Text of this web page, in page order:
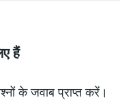
हैं
के जवाब प्राप्त करें।